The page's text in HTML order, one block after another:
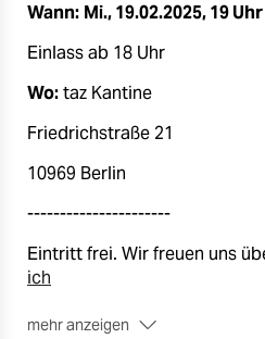
Wann: Mi., 19.02.2025, 19 Uhr
Einlass ab 18 Uhr
Wo:taz Kantine
Friedrichstraße 21
10969 Berlin
----------------------
Eintritt frei. Wir freuen uns
ich
mehr anzeigen